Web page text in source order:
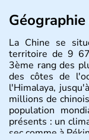
La Chine se
territoire de 9
3ème rang des
des côtes de
l'Himalaya,
millions de
population
présents : un
sec comme à